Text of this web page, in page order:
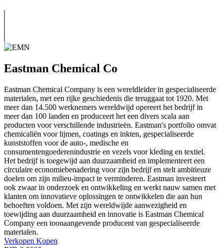
Eastman Chemical Co
Eastman Chemical Company is een wereldleider in gespecialiseerde
materialen, met een rijke geschiedenis die teruggaat tot 1920. Met
meer dan 14.500 werknemers wereldwijd opereert het bedrijf in
meer dan 100 landen en produceert het een divers scala aan
producten voor verschillende industrieën. Eastman's portfolio omvat
chemicaliën voor lijmen, coatings en inkten, gespecialiseerde
kunststoffen voor de auto-, medische en
consumentengoederenindustrie en vezels voor kleding en textiel.
Het bedrijf is toegewijd aan duurzaamheid en implementeert een
circulaire economiebenadering voor zijn bedrijf en stelt ambitieuze
doelen om zijn milieu-impact te verminderen. Eastman investeert
ook zwaar in onderzoek en ontwikkeling en werkt nauw samen met
klanten om innovatieve oplossingen te ontwikkelen die aan hun
behoeften voldoen. Met zijn wereldwijde aanwezigheid en
toewijding aan duurzaamheid en innovatie is Eastman Chemical
Company een toonaangevende producent van gespecialiseerde
materialen.
Verkopen Kopen